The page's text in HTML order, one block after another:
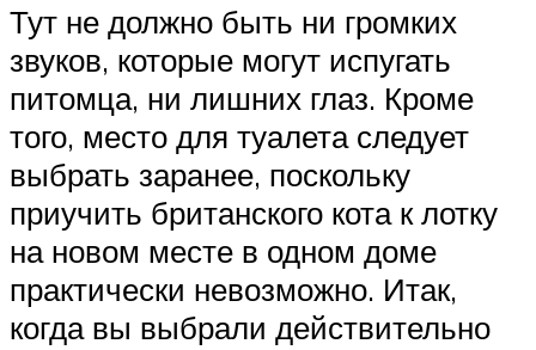
Тут не должно быть ни громких
звуков, которые могут испугать
питомца, ни лишних глаз. Кроме
того, место для туалета следует
выбрать заранее, поскольку
приучить британского кота к лотку
на новом месте в одном доме
практически невозможно. Итак,
когда вы выбрали действительно